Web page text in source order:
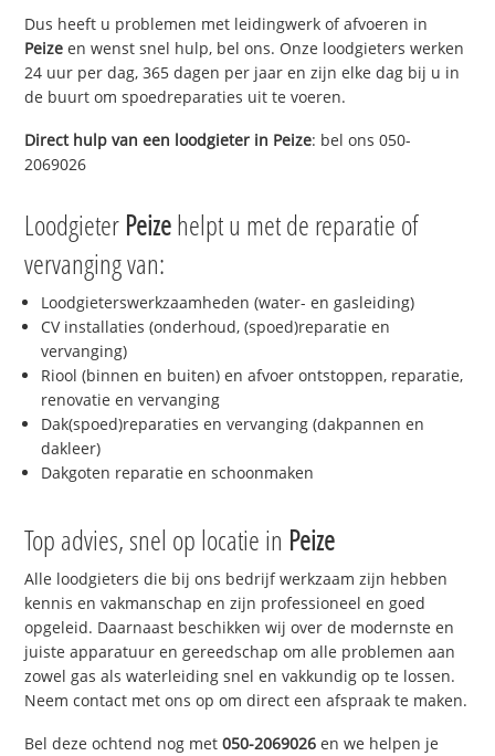
Dus heeft u problemen met leidingwerk of afvoeren in
Peize en wenst snel hulp, bel ons. Onze loodgieters werken
24 uur per dag, 365 dagen per jaar en zijn elke dag bij u in
de buurt om spoedreparaties uit te voeren.
Direct hulp van een loodgieter in Peize: bel ons 050-
2069026
Loodgieter Peizehelpt u met de reparatie of
vervanging van:
Loodgieterswerkzaamheden (water- en gasleiding)
CV installaties (onderhoud, (spoed)reparatie en
vervanging)
Riool (binnen en buiten) en afvoer ontstoppen, reparatie,
renovatie en vervanging
Dak(spoed)reparaties en vervanging (dakpannen en
dakleer)
Dakgoten reparatie en schoonmaken
Top advies, snel op locatie in Peize
Alle loodgieters die bij ons bedrijf werkzaam zijn hebben
kennis en vakmanschap en zijn professioneel en goed
opgeleid. Daarnaast beschikken wij over de modernste en
juiste apparatuur en gereedschap om alle problemen aan
zowel gas als waterleiding snel en vakkundig op te lossen.
Neem contact met ons op om direct een afspraak te maken.
Bel deze ochtend nog met050-2069026 en we helpen je